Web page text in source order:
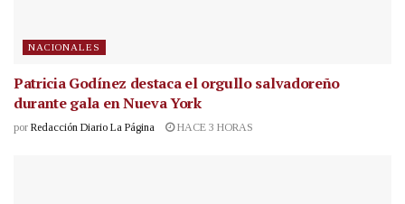
NACIONALES
Patricia Godínez destaca el orgullo salvadoreño
durante gala en Nueva York
por Redacción Diario La Página HACE 3 HORAS